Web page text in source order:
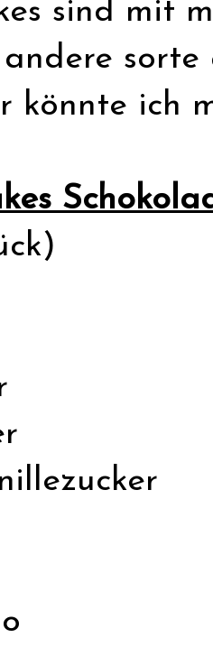
sind mit
könnte ich